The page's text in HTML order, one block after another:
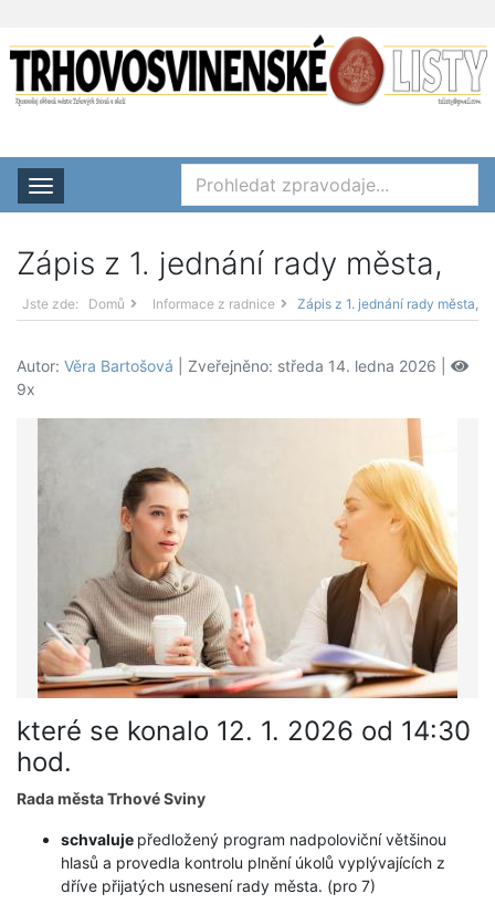
Rozbalit nabídku
Zápis z 1. jednání rady města,
Jste zde: Domů Informace z radnice Zápis z 1. jednání rady města,
Autor: Věra Bartošová | Zveřejněno: středa 14. ledna 2026 |
9x
které se konalo 12. 1. 2026 od 14:30
hod.
Rada města Trhové Sviny
schvaluje předložený program nadpoloviční většinou
hlasů a provedla kontrolu plnění úkolů vyplývajících z
dříve přijatých usnesení rady města. (pro 7)